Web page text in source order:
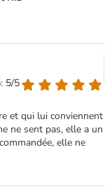
5/5
et qui lui conviennent
ne sent pas, elle a un
elle ne